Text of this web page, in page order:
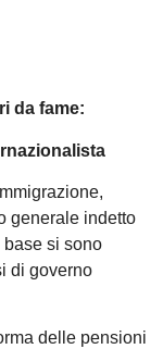
da fame:
generale indetto
base si sono
di governo
delle pensioni